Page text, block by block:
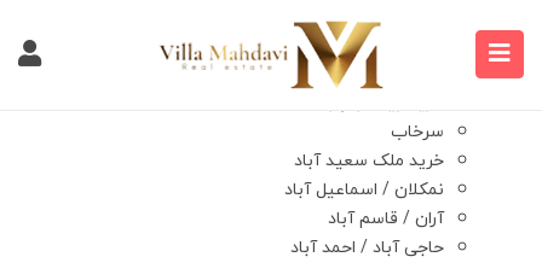
درخواست مشتری
خرید ویلا
سرخاب
خرید ملک سعید آباد
نمکلان / اسماعیل آباد
آران / قاسم آباد
حاجی آباد / احمد آباد